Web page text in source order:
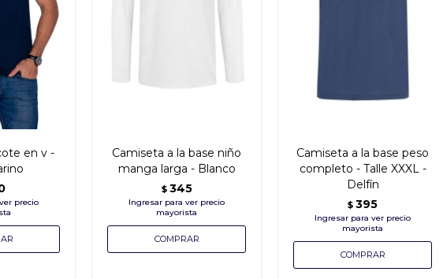
en v -
Camiseta a la base niño
manga larga - Blanco
$ 345
Camiseta a la base peso
completo - Talle XXXL -
Delfín
$ 395